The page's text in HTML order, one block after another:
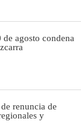
agosto condena
renuncia de
y